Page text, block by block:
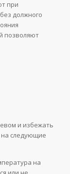
при
должного
позволяют
и избежать
следующие
на